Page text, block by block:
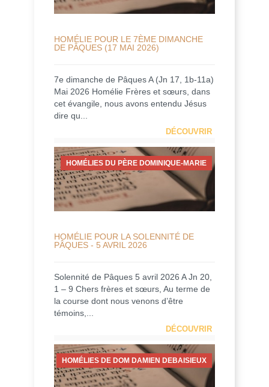
HOMÉLIE POUR LE 7ÈME DIMANCHE
DE PÂQUES (17 MAI 2026)
7e dimanche de Pâques A (Jn 17, 1b-11a)
Mai 2026 Homélie Frères et sœurs, dans
cet évangile, nous avons entendu Jésus
dire qu...
DÉCOUVRIR
HOMÉLIES DU PÈRE DOMINIQUE-MARIE
HOMÉLIE POUR LA SOLENNITÉ DE
PÂQUES - 5 AVRIL 2026
Solennité de Pâques 5 avril 2026 A Jn 20,
1 – 9 Chers frères et sœurs, Au terme de
la course dont nous venons d’être
témoins,...
DÉCOUVRIR
HOMÉLIES DE DOM DAMIEN DEBAISIEUX